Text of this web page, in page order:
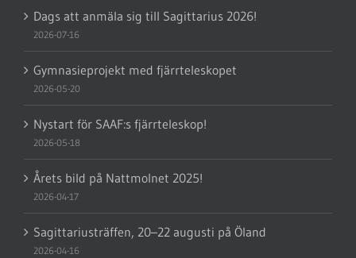
Dags att anmäla sig till Sagittarius 2026!
2026-07-16
Gymnasieprojekt med fjärrteleskopet
2026-05-20
Nystart för SAAF:s fjärrteleskop!
2026-05-18
Årets bild på Nattmolnet 2025!
2026-04-17
Sagittariusträffen, 20–22 augusti på Öland
2026-04-16